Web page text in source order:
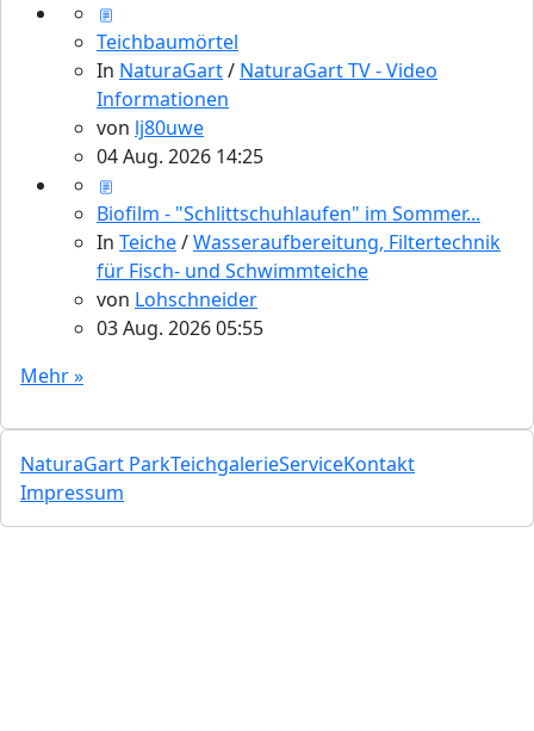
Teichbaumörtel
In NaturaGart/ NaturaGart TV - Video
Informationen
von lj80uwe
04 Aug. 2026 14:25
Biofilm - "Schlittschuhlaufen" im Sommer...
In Teiche/Wasseraufbereitung, Filtertechnik
für Fisch- und Schwimmteiche
von Lohschneider
03 Aug. 2026 05:55
Mehr »
NaturaGart ParkTeichgalerieServiceKontakt
Impressum